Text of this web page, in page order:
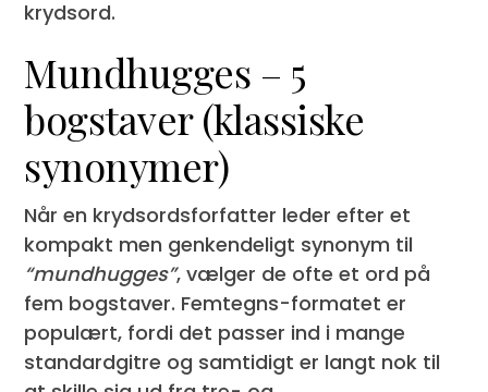
krydsord.
Mundhugges – 5
bogstaver (klassiske
synonymer)
Når en krydsordsforfatter leder efter et
kompakt men genkendeligt synonym til
“mundhugges”, vælger de ofte et ord på
fem bogstaver. Femtegns-formatet er
populært, fordi det passer ind i mange
standardgitre og samtidigt er langt nok til